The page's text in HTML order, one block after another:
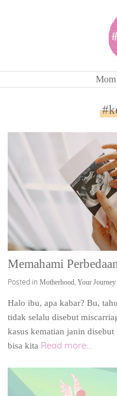
Mom
Memahami
Posted inMotherhood,Your Journey
Halo ibu, apa kabar? Bu,
tidak selalu disebut
kasus kematian janin
bisa kita Read more...